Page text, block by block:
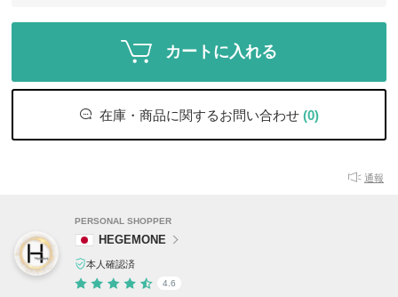
カートに入れる
在庫・商品に関するお問い合わせ (0)
通報
PERSONAL SHOPPER
HEGEMONE
本人確認済
4.6